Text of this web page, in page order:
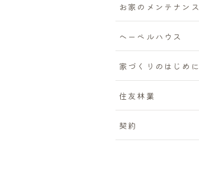
お家のメンテナンス
ヘーベルハウス
家づくりのはじめに
住友林業
契約